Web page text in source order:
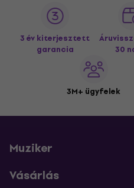
3 év kiterjesztett
garancia
30
3M+ ügyfelek
Muziker
Vásárlás